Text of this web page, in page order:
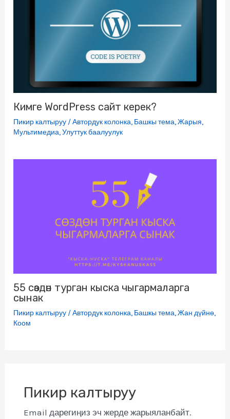
Кимге WordPress сайт керек?
Пикир калтыруу /Автордук колонка, Башкы тема,Жарыя,
Мультимедиа,Улуттук баалуулук
55 сөздөн турган кыска чыгармаларга
сынак
Пикир калтыруу /Автордук колонка, Башкы тема,Жан дүйнө,
Коом
Пикир калтыруу
Email дарегиңиз эч жерде жарыяланбайт.